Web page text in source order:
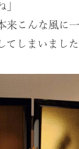
」
来こんな風に
てしまいました